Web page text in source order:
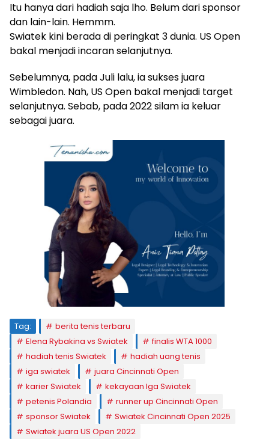
Itu hanya dari hadiah saja lho. Belum dari sponsor
dan lain-lain. Hemmm.
Swiatek kini berada di peringkat 3 dunia. US Open
bakal menjadi incaran selanjutnya.
Sebelumnya, pada Juli lalu, ia sukses juara
Wimbledon. Nah, US Open bakal menjadi target
selanjutnya. Sebab, pada 2022 silam ia keluar
sebagai juara.
Tag:
berita tenis terbaru
Elena Rybakina vs Swiatek
finalis WTA 1000
hadiah tenis Swiatek
hadiah uang tenis
iga swiatek
juara Cincinnati Open
karier Swiatek
kekayaan Iga Swiatek
petenis Polandia
runner up Cincinnati Open
sponsor Swiatek
Swiatek Cincinnati Open 2025
Swiatek juara US Open 2022